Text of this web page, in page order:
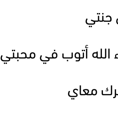
جنتي
الله أتوب في محبتي
معاي